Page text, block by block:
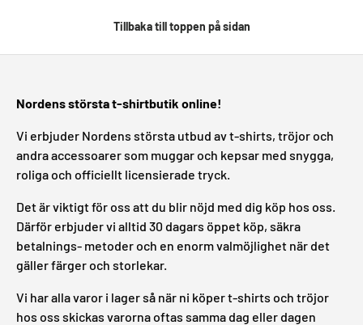
Tillbaka till toppen på sidan
Nordens största t-shirtbutik online!
Vi erbjuder Nordens största utbud av t-shirts, tröjor och
andra accessoarer som muggar och kepsar med snygga,
roliga och officiellt licensierade tryck.
Det är viktigt för oss att du blir nöjd med dig köp hos oss.
Därför erbjuder vi alltid 30 dagars öppet köp, säkra
betalnings- metoder och en enorm valmöjlighet när det
gäller färger och storlekar.
Vi har alla varor i lager så när ni köper t-shirts och tröjor
hos oss skickas varorna oftas samma dag eller dagen